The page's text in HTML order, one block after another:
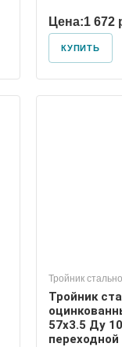
Цена:1 672
КУПИТЬ
Тройник
Тройник
57х3.5 Ду
переходной